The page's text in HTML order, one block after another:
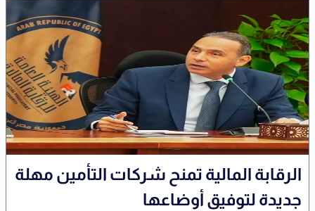
الرقابة المالية تمنح شركات التأمين مهلة
جديدة لتوفيق أوضاعها